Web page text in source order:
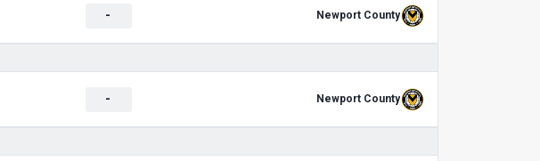
- Newport County
- Newport County